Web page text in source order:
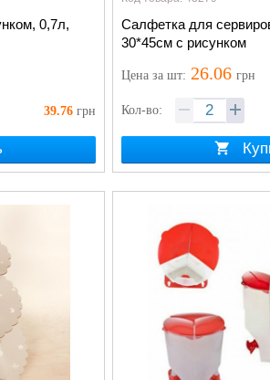
0,7л,
39.76 грн
Салфетка для
30*45см с рисунком
Ценаза шт: 26.06 грн
Кол-во: